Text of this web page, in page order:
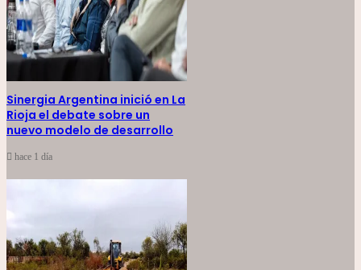
Sinergia Argentina inició en La
Rioja el debate sobre un
nuevo modelo de desarrollo
hace 1 día